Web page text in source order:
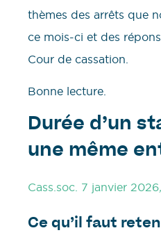
thèmes des arrêts que
ce mois-ci et des
Cour de cassation.
Bonne lecture.
Durée d’un
une même
Cass.soc. 7 janvier 2026,
Ce qu’il faut